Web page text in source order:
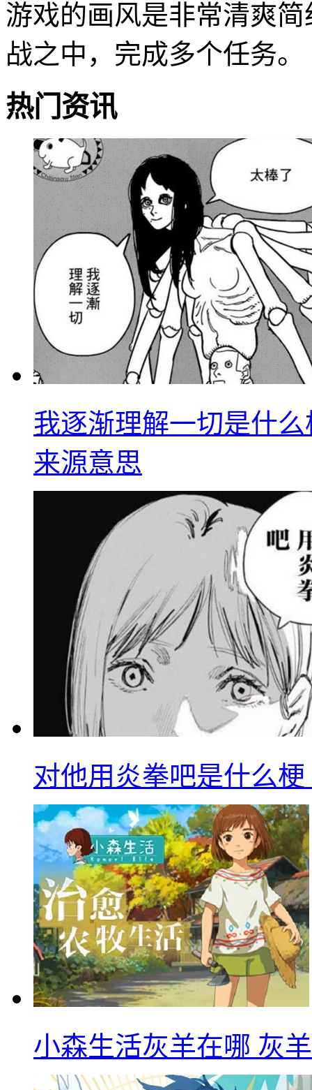
游戏的画风是非常清爽
战之中，完成多个任务。
热门资讯
我逐渐理解一切是什
来源意思
对他用炎拳吧是什么
小森生活灰羊在哪 灰